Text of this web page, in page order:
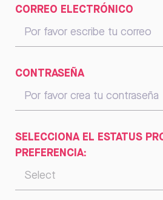
CORREO ELECTRÓNICO
CONTRASEÑA
SELECCIONA EL ESTATUS
PREFERENCIA: